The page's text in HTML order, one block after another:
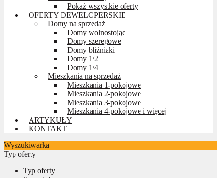
Pokaż wszystkie oferty
OFERTY DEWELOPERSKIE
Domy na sprzedaż
Domy wolnostojąc
Domy szeregowe
Domy bliźniaki
Domy 1/2
Domy 1/4
Mieszkania na sprzedaż
Mieszkania 1-pokojowe
Mieszkania 2-pokojowe
Mieszkania 3-pokojowe
Mieszkania 4-pokojowe i więcej
ARTYKUŁY
KONTAKT
Wyszukiwarka
Typ oferty
Typ oferty